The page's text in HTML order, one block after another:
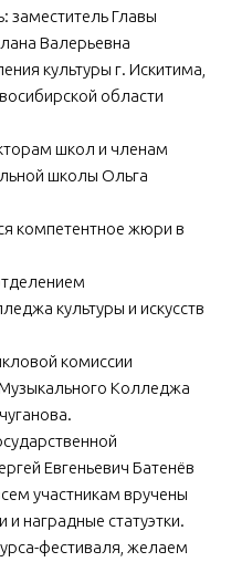
заместитель Главы
Валерьевна
культуры г. Искитима,
области
школ и членам
школы Ольга
компетентное жюри в
культуры и искусств
комиссии
Колледжа
Евгеньевич Батенëв
участникам вручены
и наградные статуэтки.
фестиваля, желаем